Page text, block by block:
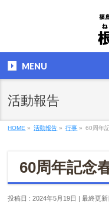
MENU
活動報告
HOME » 活動報告 » 行事 » 60周年
60周年記念
投稿日 : 2024年5月19日 最終更新